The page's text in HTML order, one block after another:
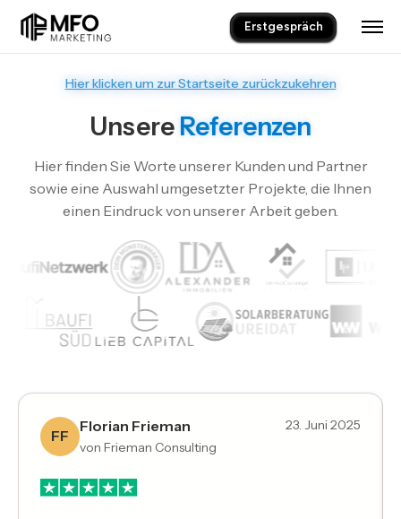
Erstgespräch
Hier klicken um zur Startseite zurückzukehren
Unsere Referenzen
Hier finden Sie Worte unserer Kunden und Partner
sowie eine Auswahl umgesetzter Projekte, die Ihnen
einen Eindruck von unserer Arbeit geben.
FF
Florian Frieman
von Frieman Consulting
23. Juni 2025